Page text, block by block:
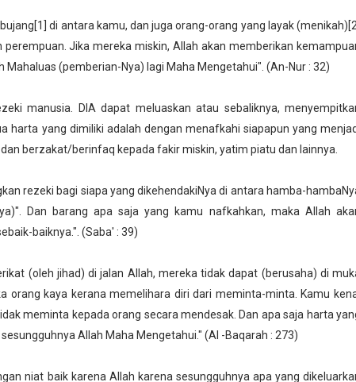
di antara kamu, dan juga orang-orang yang layak (menikah)[2]
Jika mereka miskin, Allah akan memberikan
Mahaluas (pemberian-Nya) lagi Maha Mengetahui". (An-Nur : 32)
manusia. DIA dapat meluaskan atau sebaliknya,
harta yang dimiliki adalah dengan menafkahi siapapun yang
berzakat/berinfaq kepada fakir miskin, yatim piatu dan lainnya.
rezeki bagi siapa yang dikehendakiNya di antara hamba-
Dan barang apa saja yang kamu nafkahkan, maka Allah
baiknya.". (Saba' : 39)
(oleh jihad) di jalan Allah, mereka tidak dapat (berusaha) di
orang kaya kerana memelihara diri dari meminta-minta. Kamu
meminta kepada orang secara mendesak. Dan apa saja harta
Allah Maha Mengetahui." (Al -Baqarah : 273)
niat baik karena Allah karena sesungguhnya apa yang